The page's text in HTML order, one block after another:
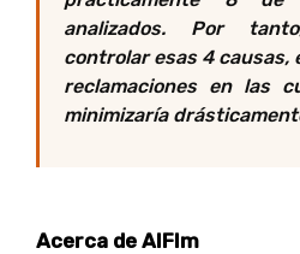
analizados. Por
controlar esas 4 causas,
reclamaciones en las
minimizaría
Acerca de AIFIm